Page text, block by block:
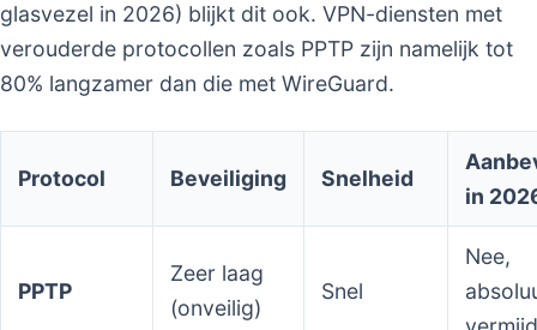
glasvezel in 2026) blijkt dit ook. VPN-diensten met
verouderde protocollen zoals PPTP zijn namelijk tot
80% langzamer dan die met WireGuard.
Protocol Beveiliging Snelheid
in
PPTP
Zeer laag
(onveilig)
Snel
Nee,